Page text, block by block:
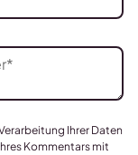
Ihrer Daten
Kommentars mit